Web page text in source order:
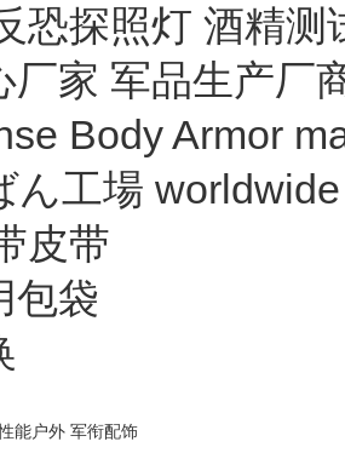
恐探照灯 酒精测
厂家 军品生产厂
Body Armor
ん工場 worldwide
皮带
包袋
能户外 军衔配饰